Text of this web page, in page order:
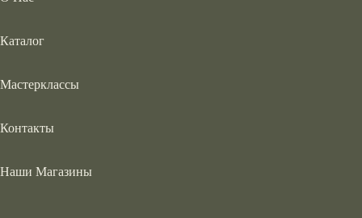
Каталог
Мастерклассы
Контакты
Наши Магазины